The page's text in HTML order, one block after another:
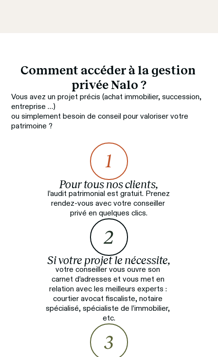
Comment accéder à la gestion
privée Nalo ?
Vous avez un projet précis (achat immobilier, succession,
entreprise …)
ou simplement besoin de conseil pour valoriser votre
patrimoine ?
1
Pour tous nos clients,
l’audit patrimonial est gratuit. Prenez
rendez-vous avec votre conseiller
privé en quelques clics.
2
Si votre projet le nécessite,
votre conseiller vous ouvre son
carnet d’adresses et vous met en
relation avec les meilleurs experts :
courtier avocat fiscaliste, notaire
spécialisé, spécialiste de l’immobilier,
etc.
3